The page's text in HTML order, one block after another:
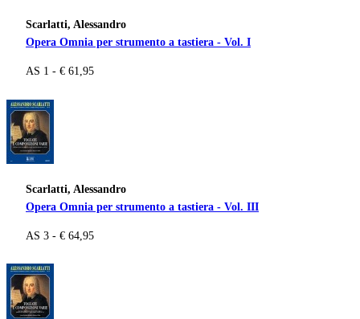
Scarlatti, Alessandro
Opera Omnia per strumento a tastiera - Vol. I
AS 1 - € 61,95
Scarlatti, Alessandro
Opera Omnia per strumento a tastiera - Vol. III
AS 3 - € 64,95